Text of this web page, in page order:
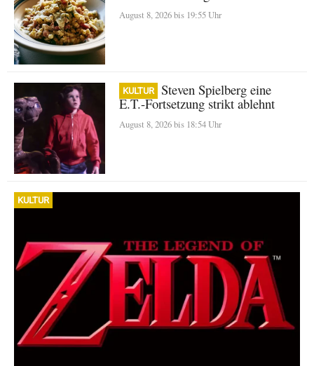
August 8, 2026 bis 19:55 Uhr
KULTUR
Warum Steven Spielberg eine
E.T.-Fortsetzung strikt ablehnt
August 8, 2026 bis 18:54 Uhr
KULTUR